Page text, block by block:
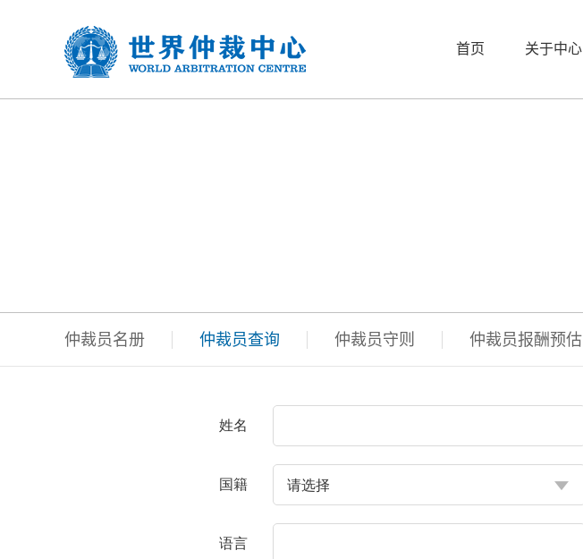
首页 关于中心
仲裁员名册 仲裁员查询 仲裁员守则 仲裁员报酬预估